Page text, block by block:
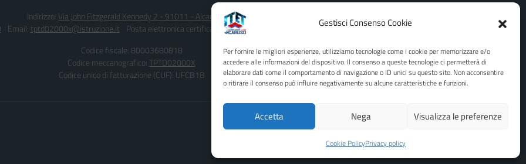
Gestisci Consenso Cookie
Per fornire le migliori esperienze, utilizziamo tecnologie come i cookie per memorizzare e/o
accedere alle informazioni del dispositivo. Il consenso a queste tecnologie ci permetterà di
elaborare dati come il comportamento di navigazione o ID unici su questo sito. Non acconsentire
o ritirare il consenso può influire negativamente su alcune caratteristiche e funzioni.
Accetta Nega Visualizza le preferenze
Cookie PolicyPrivacy policy
Indirizzo: Via John Fitzgerald Kennedy 2 - 91011 - Alcamo (TP)
Email: tptd02000x@istruzione.it Posta elettronica certificata (PEC):tptd02000x@pec.istruzione.it
Codice fiscale: 80003680818
Codice meccanografico:TPTD02000X
Codice unico di fatturazione (CUF): UFCB1B
Idea e progetto di Designers Italia